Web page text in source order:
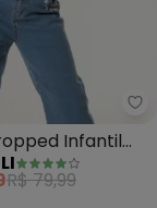
Menina
Infantil
Santos
R$ 79,99